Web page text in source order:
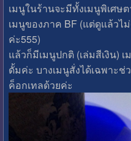
เมนูในร้านจะมีทั้งเมนูพิเศษ
เมนูของภาค BF (แต่ดูแล้วไ
ค่ะ555)
แล้วก็มีเมนูปกติ (เล่มสีเงิน)
ดั้มค่ะ บางเมนูสั่งได้เฉพาะ
ค็อกเทลด้วยค่ะ